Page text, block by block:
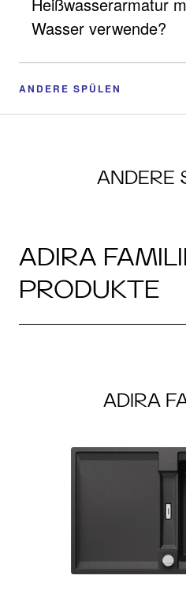
Wasser verwende?
ANDERE SPÜLEN
ANDERE
ADIRA
PRODUKTE
ADIRA